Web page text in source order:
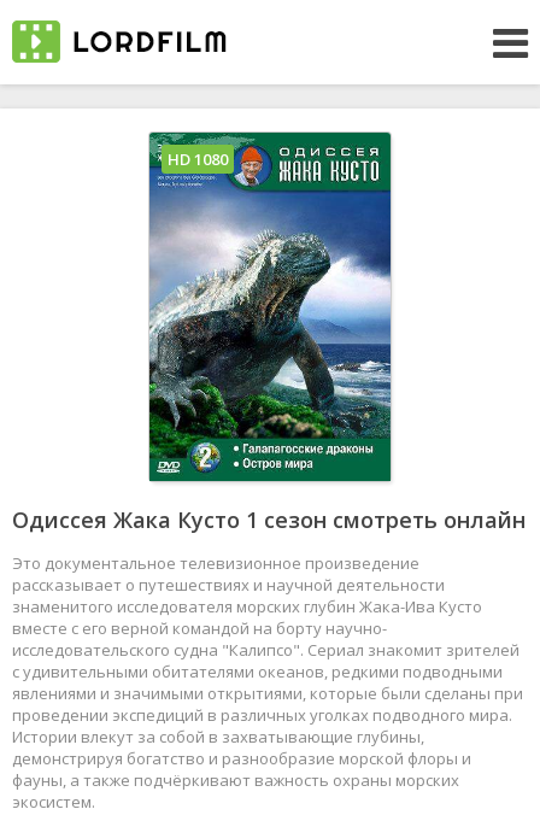
Одиссея Жака Кусто 1 сезон смотреть онлайн
Это документальное телевизионное произведение
рассказывает о путешествиях и научной деятельности
знаменитого исследователя морских глубин Жака-Ива Кусто
вместе с его верной командой на борту научно-
исследовательского судна "Калипсо". Сериал знакомит зрителей
с удивительными обитателями океанов, редкими подводными
явлениями и значимыми открытиями, которые были сделаны при
проведении экспедиций в различных уголках подводного мира.
Истории влекут за собой в захватывающие глубины,
демонстрируя богатство и разнообразие морской флоры и
фауны, а также подчёркивают важность охраны морских
экосистем.
HD 1080